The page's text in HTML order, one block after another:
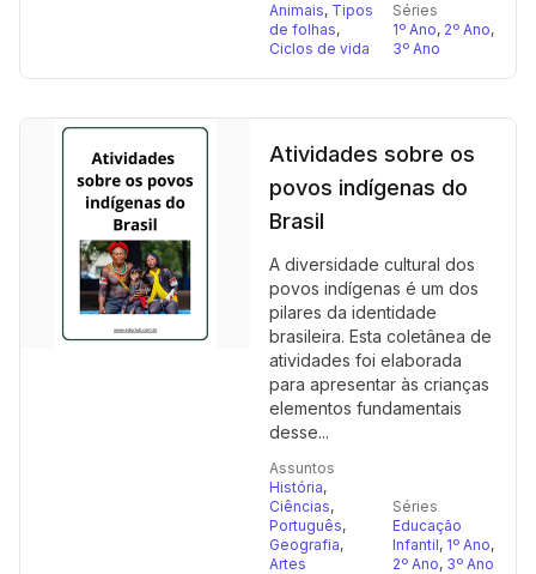
Animais, Tipos
de folhas,
Ciclos de vida
Séries
1º Ano, 2º Ano,
3º Ano
Atividades sobre os
povos indígenas do
Brasil
A diversidade cultural dos
povos indígenas é um dos
pilares da identidade
brasileira. Esta coletânea de
atividades foi elaborada
para apresentar às crianças
elementos fundamentais
desse...
Assuntos
História,
Ciências,
Português,
Geografia,
Artes
Séries
Educação
Infantil, 1º Ano,
2º Ano, 3º Ano